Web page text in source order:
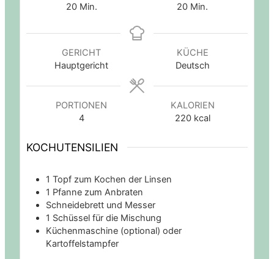
20 Min.
20 Min.
GERICHT
Hauptgericht
KÜCHE
Deutsch
PORTIONEN
4
KALORIEN
220 kcal
KOCHUTENSILIEN
1 Topf zum Kochen der Linsen
1 Pfanne zum Anbraten
Schneidebrett und Messer
1 Schüssel für die Mischung
Küchenmaschine (optional) oder
Kartoffelstampfer